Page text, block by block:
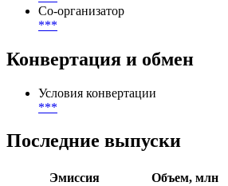
Со-организатор
***
Конвертация и обмен
Условия конвертации
***
Последние выпуски
Эмиссия Объем, млн